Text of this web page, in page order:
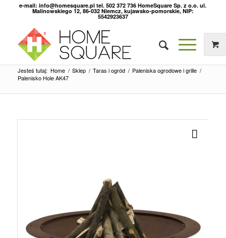
e-mail: info@homesquare.pl tel. 502 372 736 HomeSquare Sp. z o.o. ul.
Malinowskiego 12, 86-032 Niemcz, kujawsko-pomorskie, NIP:
5542923637
Jesteś tutaj: Home / Sklep / Taras i ogród / Paleniska ogrodowe i grille /
Palenisko Hole AK47